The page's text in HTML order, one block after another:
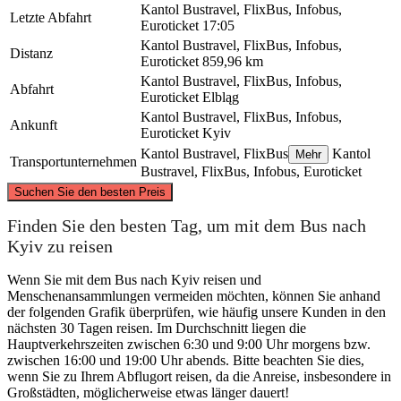
Letzte Abfahrt
Kantol Bustravel, FlixBus, Infobus,
Euroticket 17:05
Distanz
Kantol Bustravel, FlixBus, Infobus,
Euroticket 859,96 km
Abfahrt
Kantol Bustravel, FlixBus, Infobus,
Euroticket Elbląg
Ankunft
Kantol Bustravel, FlixBus, Infobus,
Euroticket Kyiv
Transportunternehmen
Kantol Bustravel, FlixBus Mehr
Kantol
Bustravel, FlixBus, Infobus, Euroticket
Suchen Sie den besten Preis
Elbląg
©CARTO, ©OpenStreetMapcontributors
Finden Sie den besten Tag, um mit dem Bus nach
Kyiv zu reisen
Wenn Sie mit dem Bus nach Kyiv reisen und
Menschenansammlungen vermeiden möchten, können Sie anhand
der folgenden Grafik überprüfen, wie häufig unsere Kunden in den
nächsten 30 Tagen reisen. Im Durchschnitt liegen die
Hauptverkehrszeiten zwischen 6:30 und 9:00 Uhr morgens bzw.
zwischen 16:00 und 19:00 Uhr abends. Bitte beachten Sie dies,
wenn Sie zu Ihrem Abflugort reisen, da die Anreise, insbesondere in
Großstädten, möglicherweise etwas länger dauert!